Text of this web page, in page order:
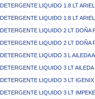
DETERGENTE LIQUIDO 1.8 LT
DETERGENTE LIQUIDO 1.8 LT
DETERGENTE LIQUIDO 2 LT DOÑA
DETERGENTE LIQUIDO 2 LT DOÑA
DETERGENTE LIQUIDO 3 L AILEDA
DETERGENTE LIQUIDO 3 LT
DETERGENTE LIQUIDO 3 LT IGENIX
DETERGENTE LIQUIDO 3 LT